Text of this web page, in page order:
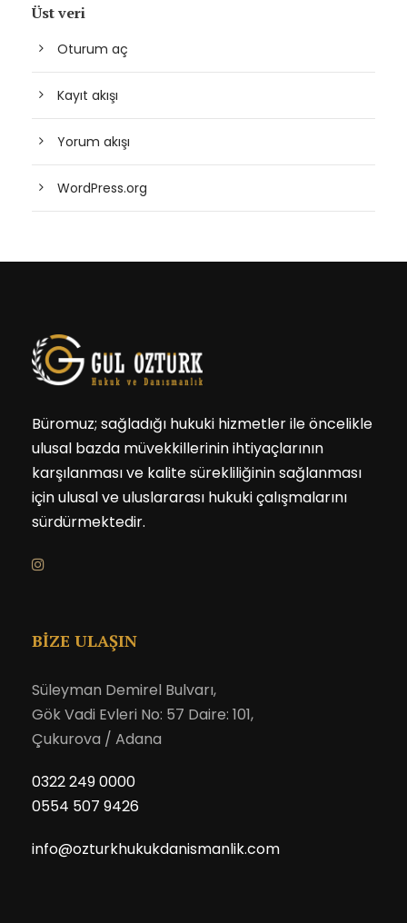
Üst veri
Oturum aç
Kayıt akışı
Yorum akışı
WordPress.org
Büromuz; sağladığı hukuki hizmetler ile öncelikle
ulusal bazda müvekkillerinin ihtiyaçlarının
karşılanması ve kalite sürekliliğinin sağlanması
için ulusal ve uluslararası hukuki çalışmalarını
sürdürmektedir.
BİZE ULAŞIN
Süleyman Demirel Bulvarı,
Gök Vadi Evleri No: 57 Daire: 101,
Çukurova / Adana
0322 249 0000
0554 507 9426
info@ozturkhukukdanismanlik.com